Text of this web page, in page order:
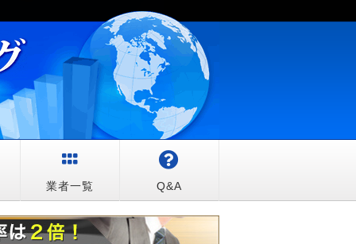
業者一覧 Q&A